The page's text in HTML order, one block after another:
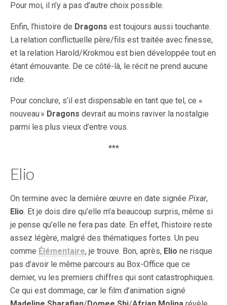
Pour moi, il n’y a pas d’autre choix possible.
Enfin, l’histoire de Dragons est toujours aussi touchante.
La relation conflictuelle père/fils est traitée avec finesse,
et la relation Harold/Krokmou est bien développée tout en
étant émouvante. De ce côté-là, le récit ne prend aucune
ride.
Pour conclure, s’il est dispensable en tant que tel, ce «
nouveau » Dragons devrait au moins raviver la nostalgie
parmi les plus vieux d’entre vous.
***
Elio
On termine avec la dernière œuvre en date signée Pixar,
Elio. Et je dois dire qu’elle m’a beaucoup surpris, même si
je pense qu’elle ne fera pas date. En effet, l’histoire reste
assez légère, malgré des thématiques fortes. Un peu
comme Élémentaire, je trouve. Bon, après, Elio ne risque
pas d’avoir le même parcours au Box-Office que ce
dernier, vu les premiers chiffres qui sont catastrophiques.
Ce qui est dommage, car le film d’animation signé